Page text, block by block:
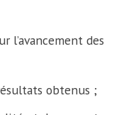
l’avancement des
obtenus ;